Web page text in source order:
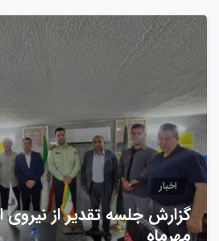
اخبار
گزارش جلسه تقدیر از نیروی